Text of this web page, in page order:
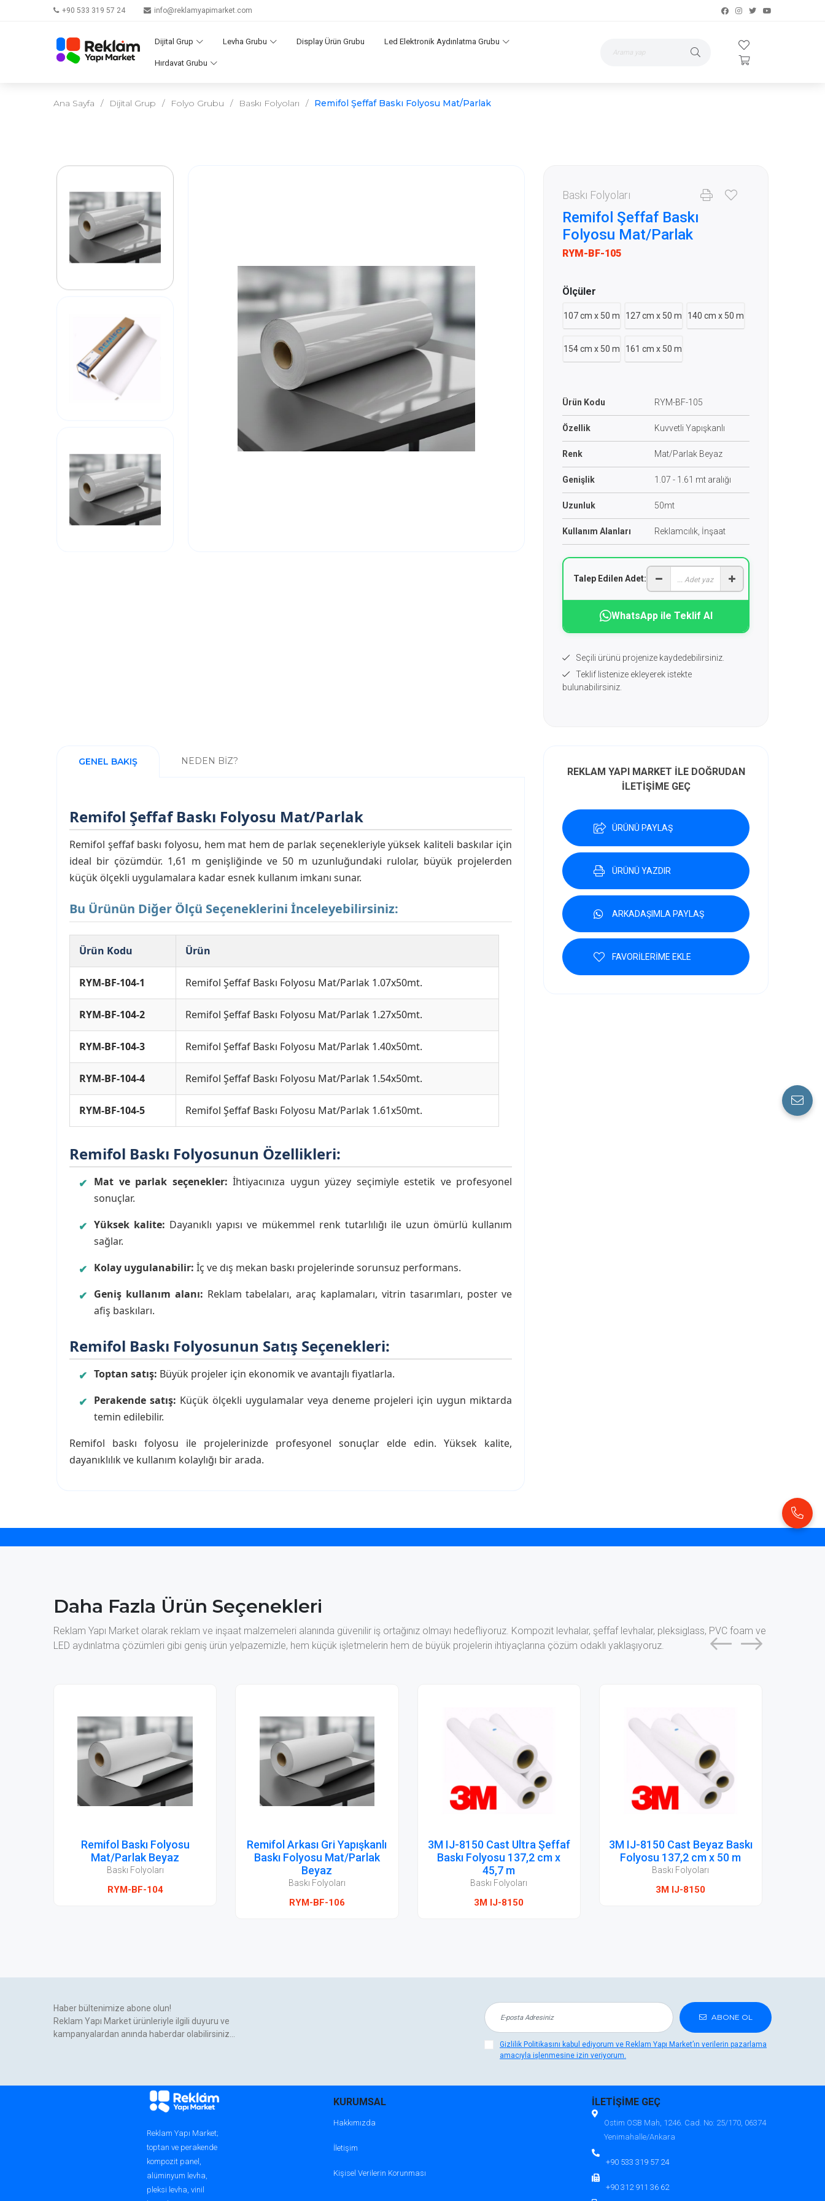
+90 533 319 57 24 info@reklamyapimarket.com
Dijital Grup Levha Grubu Display Ürün Grubu Led Elektronik Aydınlatma Grubu
Hırdavat Grubu
Ana Sayfa / Dijital Grup / Folyo Grubu / Baskı Folyoları / Remifol Şeffaf Baskı Folyosu Mat/Parlak
Baskı Folyoları
Remifol Şeffaf Baskı
Folyosu Mat/Parlak
RYM-BF-105
Ölçüler
107 cm x 50 m 127 cm x 50 m 140 cm x 50 m
154 cm x 50 m 161 cm x 50 m
Ürün Kodu RYM-BF-105
Özellik Kuvvetli Yapışkanlı
Renk Mat/Parlak Beyaz
Genişlik 1.07 - 1.61 mt aralığı
Uzunluk 50mt
Kullanım Alanları Reklamcılık, İnşaat
Talep Edilen Adet:
WhatsApp ile Teklif Al
Seçili ürünü projenize kaydedebilirsiniz.
Teklif listenize ekleyerek istekte
bulunabilirsiniz.
GENEL BAKIŞ NEDEN BİZ?
Remifol Şeffaf Baskı Folyosu Mat/Parlak
Remifol şeffaf baskı folyosu, hem mat hem de parlak seçenekleriyle yüksek kaliteli baskılar için
ideal bir çözümdür. 1,61 m genişliğinde ve 50 m uzunluğundaki rulolar, büyük projelerden
küçük ölçekli uygulamalara kadar esnek kullanım imkanı sunar.
Bu Ürünün Diğer Ölçü Seçeneklerini İnceleyebilirsiniz:
Ürün Kodu Ürün
RYM-BF-104-1 Remifol Şeffaf Baskı Folyosu Mat/Parlak 1.07x50mt.
RYM-BF-104-2 Remifol Şeffaf Baskı Folyosu Mat/Parlak 1.27x50mt.
RYM-BF-104-3 Remifol Şeffaf Baskı Folyosu Mat/Parlak 1.40x50mt.
RYM-BF-104-4 Remifol Şeffaf Baskı Folyosu Mat/Parlak 1.54x50mt.
RYM-BF-104-5 Remifol Şeffaf Baskı Folyosu Mat/Parlak 1.61x50mt.
Remifol Baskı Folyosunun Özellikleri:
Mat ve parlak seçenekler: İhtiyacınıza uygun yüzey seçimiyle estetik ve profesyonel
sonuçlar.
Yüksek kalite: Dayanıklı yapısı ve mükemmel renk tutarlılığı ile uzun ömürlü kullanım
sağlar.
Kolay uygulanabilir: İç ve dış mekan baskı projelerinde sorunsuz performans.
Geniş kullanım alanı: Reklam tabelaları, araç kaplamaları, vitrin tasarımları, poster ve
afiş baskıları.
Remifol Baskı Folyosunun Satış Seçenekleri:
Toptan satış: Büyük projeler için ekonomik ve avantajlı fiyatlarla.
Perakende satış: Küçük ölçekli uygulamalar veya deneme projeleri için uygun miktarda
temin edilebilir.
Remifol baskı folyosu ile projelerinizde profesyonel sonuçlar elde edin. Yüksek kalite,
dayanıklılık ve kullanım kolaylığı bir arada.
REKLAM YAPI MARKET İLE DOĞRUDAN
İLETİŞİME GEÇ
ÜRÜNÜ PAYLAŞ
ÜRÜNÜ YAZDIR
ARKADAŞIMLA PAYLAŞ
FAVORİLERİME EKLE
Daha Fazla Ürün Seçenekleri
Reklam Yapı Market olarak reklam ve inşaat malzemeleri alanında güvenilir iş ortağınız olmayı hedefliyoruz. Kompozit levhalar, şeffaf levhalar, pleksiglass, PVC foam ve
LED aydınlatma çözümleri gibi geniş ürün yelpazemizle, hem küçük işletmelerin hem de büyük projelerin ihtiyaçlarına çözüm odaklı yaklaşıyoruz.
Remifol Arkası Gri Yapışkanlı
Baskı Folyosu Mat/Parlak
Beyaz
3M IJ-8150 Cast Ultra Şeffaf
Baskı Folyosu 137,2 cm x
45,7 m
Baskı Folyoları
3M IJ-8150
3M IJ-8150 Cast Beyaz Baskı
Folyosu 137,2 cm x 50 m
Baskı Folyoları
3M IJ-8150
UNİFOL 9520 Cast Baskı
Folyosu Beyaz Parlak
1.52x50 mt
Haber bültenimize abone olun!
Reklam Yapı Market ürünleriyle ilgili duyuru ve
kampanyalardan anında haberdar olabilirsiniz...
ABONE OL
Gizlilik Politikasını kabul ediyorum ve Reklam Yapı Market’ın verilerin pazarlama
amacıyla işlenmesine izin veriyorum.
Reklam Yapı Market;
toptan ve perakende
kompozit panel,
alüminyum levha,
pleksi levha, vinil
KURUMSAL
Hakkımızda
İletişim
Kişisel Verilerin Korunması
İLETİŞİME GEÇ
Ostim OSB Mah, 1246. Cad. No: 25/170, 06374
Yenimahalle/Ankara
+90 533 319 57 24
+90 312 911 36 62